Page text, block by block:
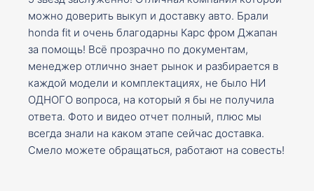
можно доверить выкуп и доставку авто. Брали
honda fit и очень благодарны Карс фром Джапан
за помощь! Всё прозрачно по документам,
менеджер отлично знает рынок и разбирается в
каждой модели и комплектациях, не было НИ
ОДНОГО вопроса, на который я бы не получила
ответа. Фото и видео отчет полный, плюс мы
всегда знали на каком этапе сейчас доставка.
Смело можете обращаться, работают на совесть!